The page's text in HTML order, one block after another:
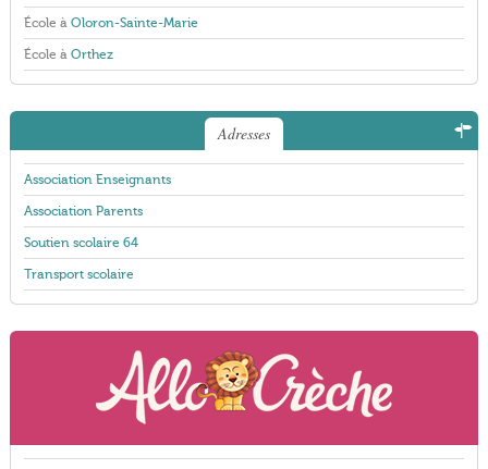
École à Oloron-Sainte-Marie
École à Orthez
Adresses
Association Enseignants
Association Parents
Soutien scolaire 64
Transport scolaire